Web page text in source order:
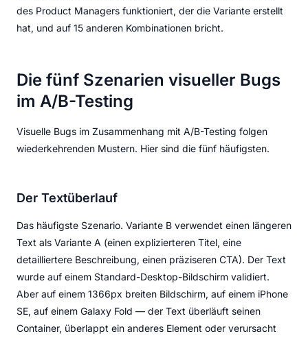
des Product Managers funktioniert, der die Variante erstellt
hat, und auf 15 anderen Kombinationen bricht.
Die fünf Szenarien visueller Bugs
im A/B-Testing
Visuelle Bugs im Zusammenhang mit A/B-Testing folgen
wiederkehrenden Mustern. Hier sind die fünf häufigsten.
Der Textüberlauf
Das häufigste Szenario. Variante B verwendet einen längeren
Text als Variante A (einen explizierteren Titel, eine
detailliertere Beschreibung, einen präziseren CTA). Der Text
wurde auf einem Standard-Desktop-Bildschirm validiert.
Aber auf einem 1366px breiten Bildschirm, auf einem iPhone
SE, auf einem Galaxy Fold — der Text überläuft seinen
Container, überlappt ein anderes Element oder verursacht